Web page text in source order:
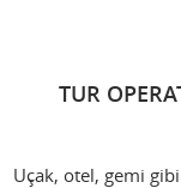
TUR
Uçak, otel, gemi